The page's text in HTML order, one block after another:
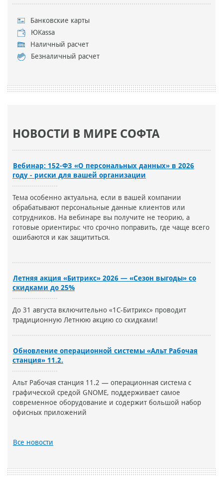
Банковские карты
ЮKassa
Наличный расчет
Безналичный расчет
НОВОСТИ В МИРЕ СОФТА
Вебинар: 152-ФЗ «О персональных данных» в 2026
году - риски для вашей организации
Тема особенно актуальна, если в вашей компании
обрабатывают персональные данные клиентов или
сотрудников. На вебинаре вы получите не теорию, а
готовые ориентиры: что срочно поправить, где чаще всего
ошибаются и как защититься.
Летняя акция «Битрикс» 2026 — «Сезон выгоды» со
скидками до 25%
До 31 августа включительно «1С-Битрикс» проводит
традиционную Летнюю акцию со скидками!
Обновление операционной системы «Альт Рабочая
станция» 11.2.
Альт Рабочая станция 11.2 — операционная система с
графической средой GNOME, поддерживает самое
современное оборудование и содержит большой набор
офисных приложений
Все новости